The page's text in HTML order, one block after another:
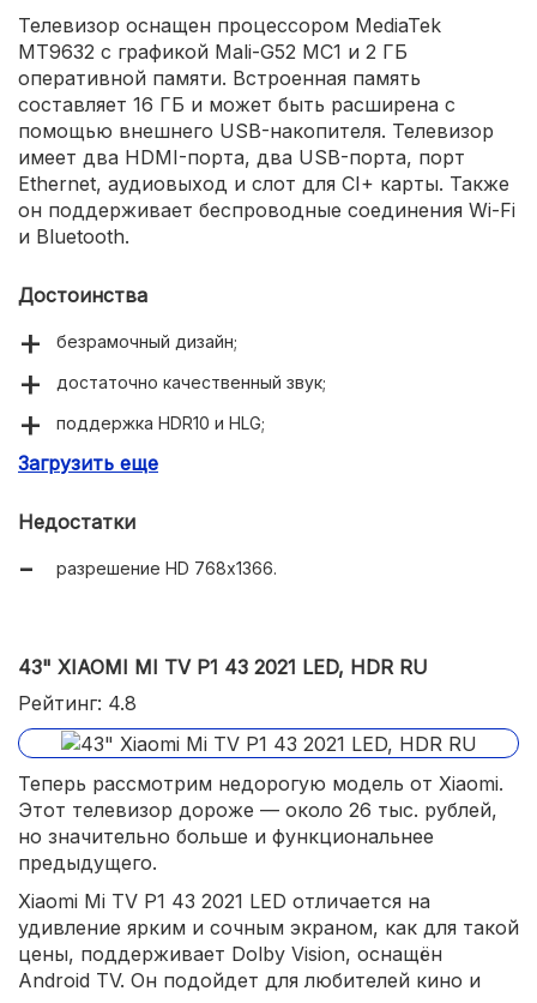
Телевизор оснащен процессором MediaTek
MT9632 с графикой Mali-G52 MC1 и 2 ГБ
оперативной памяти. Встроенная память
составляет 16 ГБ и может быть расширена с
помощью внешнего USB-накопителя. Телевизор
имеет два HDMI-порта, два USB-порта, порт
Ethernet, аудиовыход и слот для CI+ карты. Также
он поддерживает беспроводные соединения Wi-Fi
и Bluetooth.
Достоинства
безрамочный дизайн;
достаточно качественный звук;
поддержка HDR10 и HLG;
СмартТВ на Android;
Загрузить еще
Недостатки
разрешение HD 768х1366.
43" XIAOMI MI TV P1 43 2021 LED, HDR RU
Рейтинг: 4.8
Теперь рассмотрим недорогую модель от Xiaomi.
Этот телевизор дороже — около 26 тыс. рублей,
но значительно больше и функциональнее
предыдущего.
Xiaomi Mi TV P1 43 2021 LED отличается на
удивление ярким и сочным экраном, как для такой
цены, поддерживает Dolby Vision, оснащён
Android TV. Он подойдет для любителей кино и